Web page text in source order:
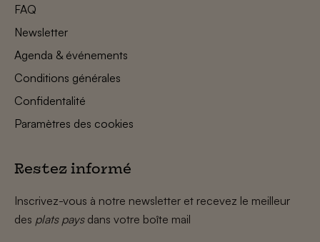
FAQ
Newsletter
Agenda & événements
Conditions générales
Confidentalité
Paramètres des cookies
Restez informé
Inscrivez-vous à notre newsletter et recevez le meilleur
des plats paysdans votre boîte mail